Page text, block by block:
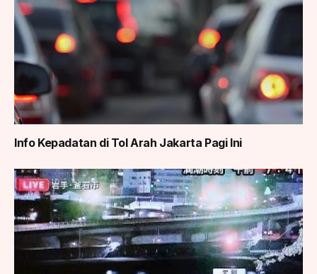
Info Kepadatan di Tol Arah Jakarta Pagi Ini